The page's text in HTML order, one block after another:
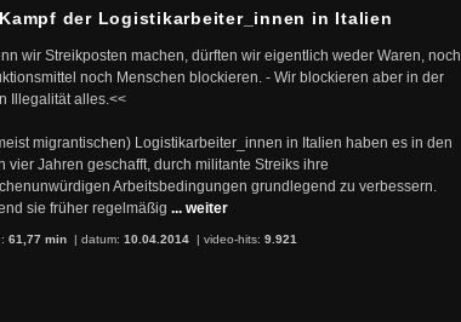
der Logistikarbeiter_innen in Italien
wir Streikposten machen, dürften wir eigentlich weder Waren, noch
noch Menschen blockieren. - Wir blockieren aber in der
Illegalität alles.<<
migrantischen) Logistikarbeiter_innen in Italien haben es in den
vier Jahren geschafft, durch militante Streiks ihre
Arbeitsbedingungen grundlegend zu verbessern.
sie früher regelmäßig ... weiter
61,77 min | datum: 10.04.2014 | video-hits: 9.921